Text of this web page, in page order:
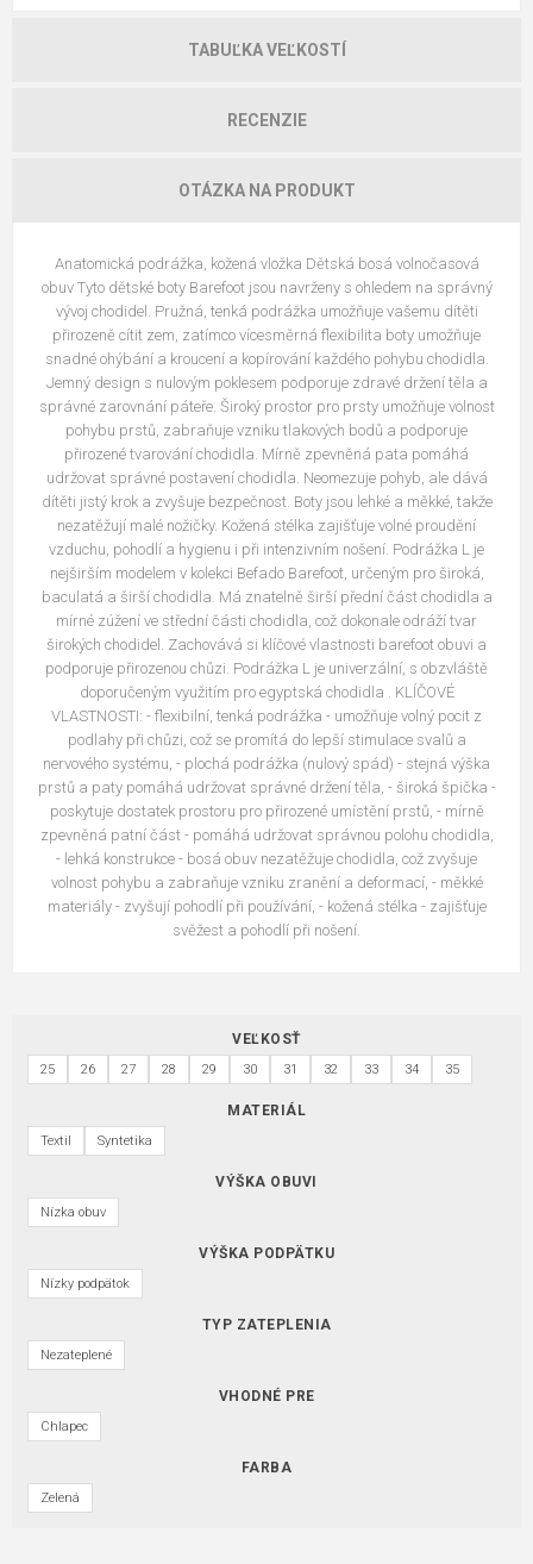
TABUĽKA VEĽKOSTÍ
RECENZIE
OTÁZKA NA PRODUKT
Anatomická podrážka, kožená vložka Dětská bosá volnočasová
obuv Tyto dětské boty Barefoot jsou navrženy s ohledem na správný
vývoj chodidel. Pružná, tenká podrážka umožňuje vašemu dítěti
přirozeně cítit zem, zatímco vícesměrná flexibilita boty umožňuje
snadné ohýbání a kroucení a kopírování každého pohybu chodidla.
Jemný design s nulovým poklesem podporuje zdravé držení těla a
správné zarovnání páteře. Široký prostor pro prsty umožňuje volnost
pohybu prstů, zabraňuje vzniku tlakových bodů a podporuje
přirozené tvarování chodidla. Mírně zpevněná pata pomáhá
udržovat správné postavení chodidla. Neomezuje pohyb, ale dává
dítěti jistý krok a zvyšuje bezpečnost. Boty jsou lehké a měkké, takže
nezatěžují malé nožičky. Kožená stélka zajišťuje volné proudění
vzduchu, pohodlí a hygienu i při intenzivním nošení. Podrážka L je
nejširším modelem v kolekci Befado Barefoot, určeným pro široká,
baculatá a širší chodidla. Má znatelně širší přední část chodidla a
mírné zúžení ve střední části chodidla, což dokonale odráží tvar
širokých chodidel. Zachovává si klíčové vlastnosti barefoot obuvi a
podporuje přirozenou chůzi. Podrážka L je univerzální, s obzvláště
doporučeným využitím pro egyptská chodidla . KLÍČOVÉ
VLASTNOSTI: - flexibilní, tenká podrážka - umožňuje volný pocit z
podlahy při chůzi, což se promítá do lepší stimulace svalů a
nervového systému, - plochá podrážka (nulový spád) - stejná výška
prstů a paty pomáhá udržovat správné držení těla, - široká špička -
poskytuje dostatek prostoru pro přirozené umístění prstů, - mírně
zpevněná patní část - pomáhá udržovat správnou polohu chodidla,
- lehká konstrukce - bosá obuv nezatěžuje chodidla, což zvyšuje
volnost pohybu a zabraňuje vzniku zranění a deformací, - měkké
materiály - zvyšují pohodlí při používání, - kožená stélka - zajišťuje
svěžest a pohodlí při nošení.
VEĽKOSŤ
25 26 27 28 29 30 31 32 33 34 35
MATERIÁL
Textil Syntetika
VÝŠKA OBUVI
Nízka obuv
VÝŠKA PODPÄTKU
Nízky podpätok
TYP ZATEPLENIA
Nezateplené
VHODNÉ PRE
Chlapec
FARBA
Zelená